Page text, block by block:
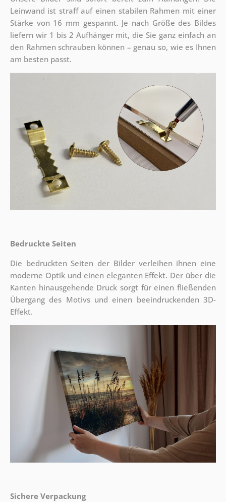
Leinwand ist straff auf einen stabilen Rahmen mit einer
Stärke von 16 mm gespannt. Je nach Größe des Bildes
liefern wir 1 bis 2 Aufhänger mit, die Sie ganz einfach an
den Rahmen schrauben können – genau so, wie es Ihnen
am besten passt.
Bedruckte Seiten
Die bedruckten Seiten der Bilder verleihen ihnen eine
moderne Optik und einen eleganten Effekt. Der über die
Kanten hinausgehende Druck sorgt für einen fließenden
Übergang des Motivs und einen beeindruckenden 3D-
Effekt.
Sichere Verpackung